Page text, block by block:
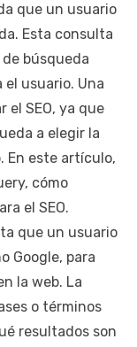
que un usuario
Esta consulta
búsqueda
usuario. Una
el SEO, ya que
a elegir la
En este artículo,
cómo
el SEO.
que un usuario
Google, para
la web. La
o términos
resultados son